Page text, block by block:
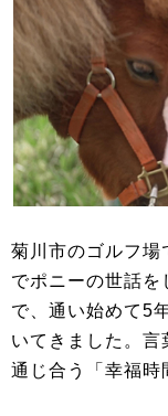
菊川市のゴルフ場
でポニーの世話を
で、通い始めて5
いてきました。
通じ合う「幸福時